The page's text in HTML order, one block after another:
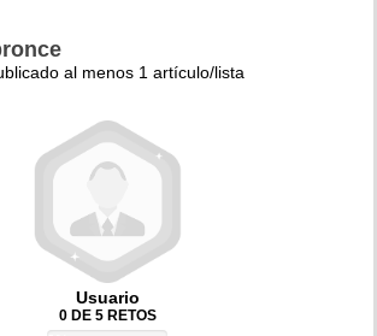
al menos 1 artículo/lista
Usuario
0 DE 5 RETOS